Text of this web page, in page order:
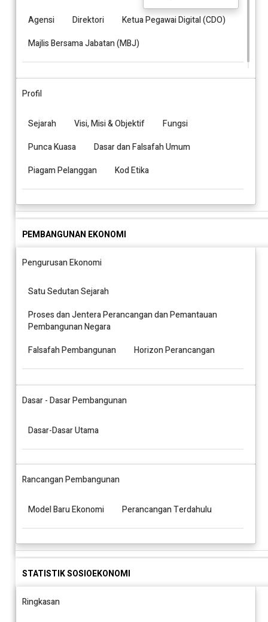
Agensi Direktori
Ketua Pegawai Digital (CDO)
Majlis Bersama Jabatan (MBJ)
Profil
Sejarah Visi, Misi & Objektif
Fungsi
Punca Kuasa
Dasar dan Falsafah Umum
Piagam Pelanggan
Kod Etika
PEMBANGUNAN EKONOMI
Pengurusan Ekonomi
Satu Sedutan Sejarah
Proses dan Jentera Perancangan dan Pemantauan
Pembangunan Negara
Falsafah Pembangunan
Horizon Perancangan
Dasar - Dasar Pembangunan
Dasar-Dasar Utama
Rancangan Pembangunan
Model Baru Ekonomi Perancangan Terdahulu
STATISTIK SOSIOEKONOMI
Ringkasan